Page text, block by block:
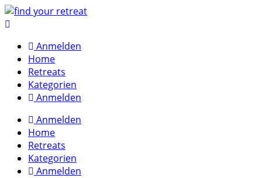
Skip
to
Anmelden
Home
Retreats
Kategorien
Anmelden
Anmelden
Home
Retreats
Kategorien
Anmelden